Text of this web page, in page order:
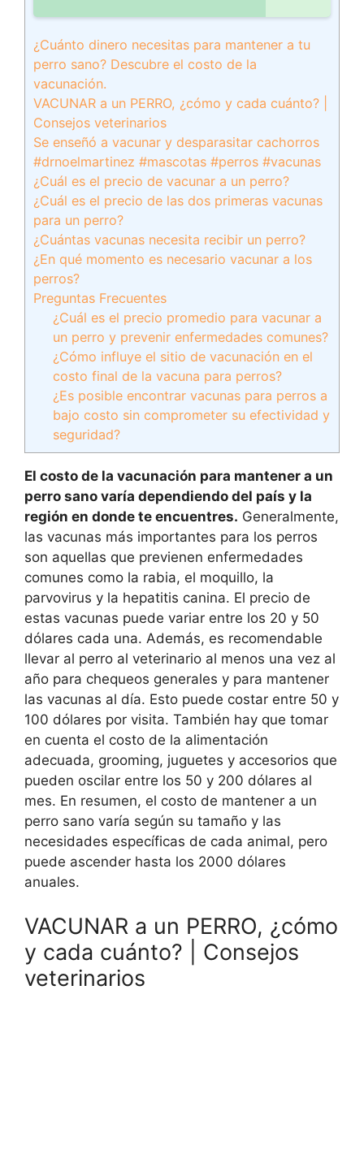
¿Cuánto dinero necesitas para mantener a tu
perro sano? Descubre el costo de la
vacunación.
VACUNAR a un PERRO, ¿cómo y cada cuánto? |
Consejos veterinarios
Se enseñó a vacunar y desparasitar cachorros
#drnoelmartinez #mascotas #perros #vacunas
¿Cuál es el precio de vacunar a un perro?
¿Cuál es el precio de las dos primeras vacunas
para un perro?
¿Cuántas vacunas necesita recibir un perro?
¿En qué momento es necesario vacunar a los
perros?
Preguntas Frecuentes
¿Cuál es el precio promedio para vacunar a
un perro y prevenir enfermedades comunes?
¿Cómo influye el sitio de vacunación en el
costo final de la vacuna para perros?
¿Es posible encontrar vacunas para perros a
bajo costo sin comprometer su efectividad y
seguridad?
El costo de la vacunación para mantener a un
perro sano varía dependiendo del país y la
región en donde te encuentres. Generalmente,
las vacunas más importantes para los perros
son aquellas que previenen enfermedades
comunes como la rabia, el moquillo, la
parvovirus y la hepatitis canina. El precio de
estas vacunas puede variar entre los 20 y 50
dólares cada una. Además, es recomendable
llevar al perro al veterinario al menos una vez al
año para chequeos generales y para mantener
las vacunas al día. Esto puede costar entre 50 y
100 dólares por visita. También hay que tomar
en cuenta el costo de la alimentación
adecuada, grooming, juguetes y accesorios que
pueden oscilar entre los 50 y 200 dólares al
mes. En resumen, el costo de mantener a un
perro sano varía según su tamaño y las
necesidades específicas de cada animal, pero
puede ascender hasta los 2000 dólares
anuales.
VACUNAR a un PERRO, ¿cómo
y cada cuánto? | Consejos
veterinarios